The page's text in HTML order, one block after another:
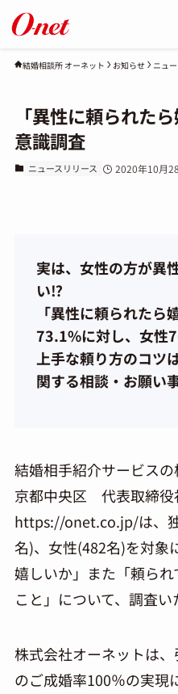
結婚相談所 オーネット お知らせ ニュ
「異性に頼られた
意識調査
ニュースリリース 2020年10月
実は、女性の方が異
い⁉
「異性に頼られたら
73.1%に対し、女性
上手な頼り方のコツ
関する相談・お願い
結婚相手紹介サービス
京都中央区 代表取締役
https://onet.co.jp/は、
名)、女性(482名)を対象
嬉しいか」また「頼ら
こと」について、調査い
株式会社オーネットは
のご成婚率100％の実現